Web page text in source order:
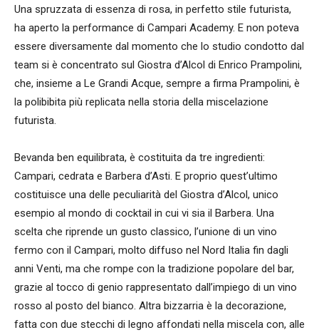
Una spruzzata di essenza di rosa, in perfetto stile futurista,
ha aperto la performance di Campari Academy. E non poteva
essere diversamente dal momento che lo studio condotto dal
team si è concentrato sul Giostra d’Alcol di Enrico Prampolini,
che, insieme a Le Grandi Acque, sempre a firma Prampolini, è
la polibibita più replicata nella storia della miscelazione
futurista.
Bevanda ben equilibrata, è costituita da tre ingredienti:
Campari, cedrata e Barbera d’Asti. E proprio quest’ultimo
costituisce una delle peculiarità del Giostra d’Alcol, unico
esempio al mondo di cocktail in cui vi sia il Barbera. Una
scelta che riprende un gusto classico, l’unione di un vino
fermo con il Campari, molto diffuso nel Nord Italia fin dagli
anni Venti, ma che rompe con la tradizione popolare del bar,
grazie al tocco di genio rappresentato dall’impiego di un vino
rosso al posto del bianco. Altra bizzarria è la decorazione,
fatta con due stecchi di legno affondati nella miscela con, alle